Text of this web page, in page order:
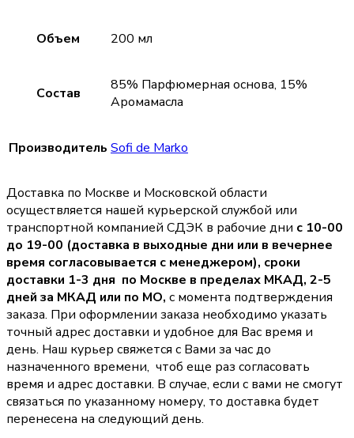
Объем 200 мл
Состав
85% Парфюмерная основа, 15%
Аромамасла
Производитель Sofi de Marko
Доставка по Москве и Московской области
осуществляется нашей курьерской службой или
транспортной компанией СДЭК в рабочие дни с 10-00
до 19-00 (доставка в выходные дни или в вечернее
время согласовывается с менеджером), сроки
доставки 1-3 дня по Москве в пределах МКАД, 2-5
дней за МКАД или по МО, с момента подтверждения
заказа. При оформлении заказа необходимо указать
точный адрес доставки и удобное для Вас время и
день. Наш курьер свяжется с Вами за час до
назначенного времени, чтоб еще раз согласовать
время и адрес доставки. В случае, если с вами не смогут
связаться по указанному номеру, то доставка будет
перенесена на следующий день.